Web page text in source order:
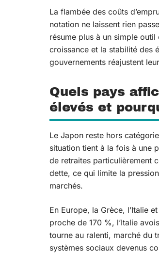
La flambée des coûts
notation ne laissent rien
résume plus à un simple outil
croissance et la stabilité des
gouvernements réajustent
Quels pays
élevés et
Le Japon reste hors
situation tient à la fois à une
de retraites particulièrement
dette, ce qui limite la
marchés.
En Europe, la Grèce, l’Italie
proche de 170 %, l’Italie
tourne au ralenti, marché du
systèmes sociaux devenus